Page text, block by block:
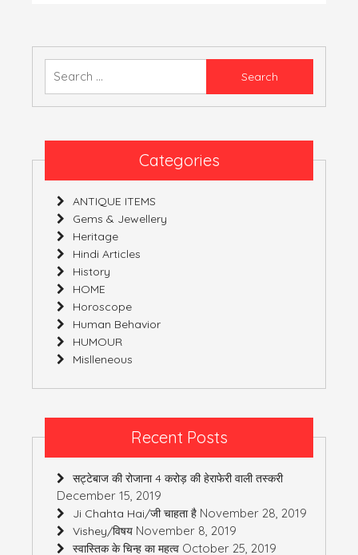
जाने
Categories
ANTIQUE ITEMS
Gems & Jewellery
Heritage
Hindi Articles
History
HOME
Horoscope
Human Behavior
HUMOUR
Mislleneous
Recent Posts
सट्टेबाज की रोजाना 4 करोड़ की हेराफेरी वाली तस्करी
December 15, 2019
Ji Chahta Hai/जी चाहता है November 28, 2019
Vishey/विषय November 8, 2019
स्वास्तिक के चिन्ह का महत्व October 25, 2019